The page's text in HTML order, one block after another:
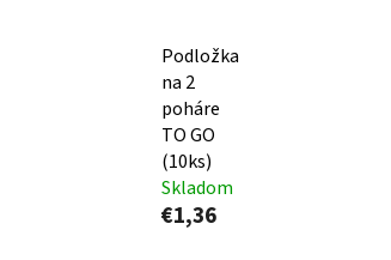
Podložka
na 2
poháre
TO GO
(10ks)
Skladom
€1,36